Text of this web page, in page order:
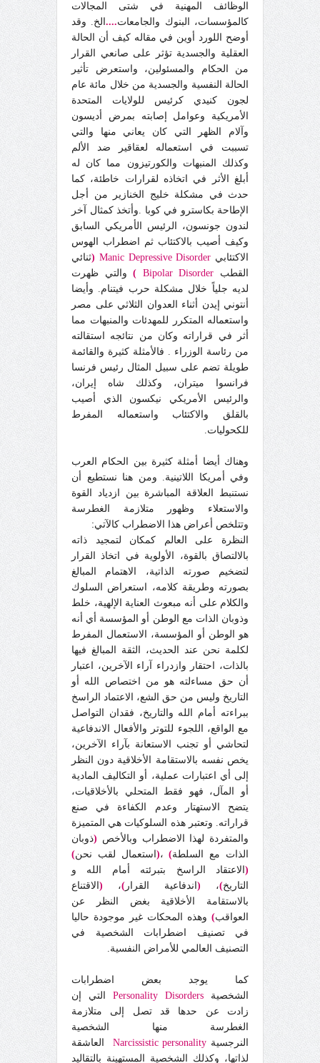
الوظائف المهنية في شتى المجالات
كالمؤسسات، البنوك والجامعات....الخ. وقد
أوضح اللورد أوين في مقاله كيف أن الحالة
العقلية والجسدية تؤثر على صانعي القرار
من الحكام والمسئولين، واستعرض تأثير
الحالة النفسية والجسدية من خلال مائة عام
لجون كنيدي كرئيس للولايات المتحدة
الأمريكية وعوامل إصابته بمرض أديسون
و لام الظهر التي كان يعاني منها والتي
تسببت في استعماله لعقاقير ضد الألم
وكذلك المنبهات والكورتيزون مما كان له
أبلغ الأثر في اتخاذه لقرارات خاطئة، كما
حدث في مشكلة خليج الخنازير من أجل
الإطاحة بكاسترو في كوبا .وأتخذ كمثال آخر
لندون جونسون، الرئيس الأمريكي السابق
وكيف أصيب بالاكتئاب ثم اضطراب الهوس
الاكتئابي Manic Depressive Disorder
(ثنائي
القطب
)والتي ظهرت
لديه جلياً خلال مشكلة حرب فيتنام. وأيضا
أنتوني إيدن أثناء العدوان الثلاثي على مصر
واستعماله المتكرر للمهدئات والمنبهات مما
أثر في قراراته وكان من نتائجه استقالته
من رئاسة الوزراء . فالأمثلة كثيرة والقائمة
طويلة تضم على سبيل المثال رئيس فرنسا
فرانسوا ميتران، وكذلك شاه إيران،
والرئيس الأمريكي نيكسون الذي أصيب
بالقلق والاكتئاب واستعماله المفرط
للكحوليات.
وهناك أيضا أمثلة كثيرة بين الحكام العرب
وفي أمريكا اللاتينية. ومن هنا نستطيع أن
نستنبط العلاقة المباشرة بين ازدياد القوة
والاستعلاء وظهور متلازمة الغطرسة
وتتلخص أعراض هذا الاضطراب كالآتي:
النظرة على العالم كمكان لتمجيد ذاته
بالالتصاق بالقوة، الأولوية في اتخاذ القرار
لتضخيم صورته الذاتية، الاهتمام المبالغ
بصورته وطريقة كلامه، استعراض السلوك
والكلام على أنه مبعوث العناية الإلهية، خلط
وذوبان الذات مع الوطن أو المؤسسة أي
نه
هو الوطن أو المؤسسة، الاستعمال المفرط
لكلمة نحن عند الحديث، الثقة المبالغ فيها
بالذات،
احتقار وازدراء آراء الآخرين، اعتبار
أن حق مساءلته هو من اختصاص الله أو
التاريخ وليس من حق الشع، الاعتماد الراسخ
ببراءته أمام الله والتاريخ، فقدان التواصل
مع الواقع، اللجوء للتوتر والأفعال الاندفاعية
لتحاشي أو تجنب الاستعانة بآراء الآخرين،
يخص نفسه بالاستقامة الأخلاقية دون النظر
إلى أي اعتبارات عملية، أو التكاليف المادية
أو المآل، فهو فقط المتحلي بالأخلاقيات،
يتضح الاستهتار وعدم الكفاءة في صنع
قراراته. وتعتبر هذه السلوكيات هي المتميزة
والمتفردة لهذا الاضطراب وبالأخص (ذوبان
الذات مع السلطة)،( استعمال لقب نحن)
( الاعتقاد الراسخ بتبرئته أمام الله و
التاريخ)، ( اندفاعية القرار )، ( الاقتناع
بالاستقامة الأخلاقية بغض النظر عن
العواقب) وهذه المحكات غير موجودة حاليا
في تصنيف اضطرابات الشخصية في
التصنيف العالمي للأمراض النفسية.
كما يوجد بعض اضطرابات
الشخصية Personality Disorders التي إن
زادت عن حدها قد تصل إلى متلازمة
الغطرسة منها الشخصية
النرجسية Narcissistic personality
العاشقة
لذاتها، وكذلك الشخصية المستهينة بالتقاليد